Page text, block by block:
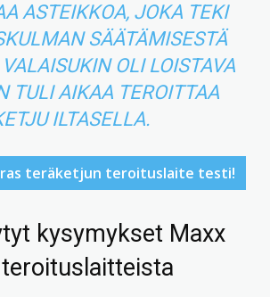
ASTEIKKOA, JOKA TEKI
SÄÄTÄMISESTÄ
OLI LOISTAVA
TULI AIKAA TEROITTAA
ILTASELLA.
teräketjun teroituslaite testi!
kysymykset Maxx